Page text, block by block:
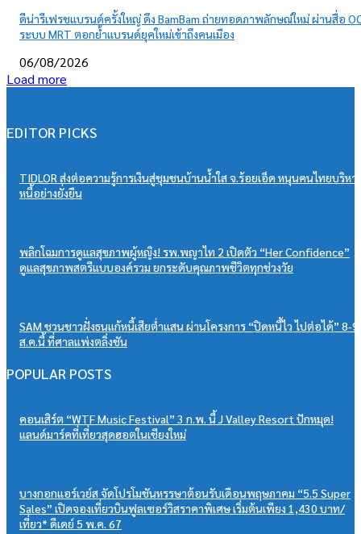
ดีน่ารีเฟรชแบรนด์ครั้งใหญ่ ดึง BamBam ถ่ายทอดภาพลักษณ์ใหม่ ผ่านสื่อ
ระบบ MRT ตอกย้ำแบรนด์ยุคใหม่เข้าถึงคนเมือง
06/08/2026
Load more
EDITOR PICKS
TIDLOR ส่งต่อความรู้การเงินสู่ชุมชนบ้านน้ำใส จ.ร้อยเอ็ด หนุนคนไทยบริหา
หนี้อย่างยั่งยืน
พลิกโฉมการดูแลสุขภาพผู้หญิง! รพ.พญาไท 2 เปิดตัว “Her Confidence”
ดูแลสุขภาพสตรีแบบองค์รวม ยกระดับคุณภาพชีวิตทุกช่วงวัย
SAM ชวนชาวฝั่งธนแก้หนี้เสียต่ำแสน ผ่านโครงการ “ปิดหนี้ไว ไปต่อได้” 8-9
ส.ค.นี้ ที่ศาลแพ่งตลิ่งชัน
POPULAR POSTS
คอนเสิร์ต “WTF Music Festival” 3 ก.พ. นี้ J Valley Resort ปักหมุด!
แลนด์มาร์คที่เที่ยวสุดฮอตในเชียงใหม่
บางกอกแอร์เวย์ส จัดโปรโมชันหรรษาต้อนรับเดือนพฤษภาคม “5.5 Super
Sales” เปิดจองเที่ยวบินฟูลเซอร์วิสราคาพิเศษ เริ่มต้นเพียง 1,430 บาท/
เที่ยว* ดีเดย์ 5 พ.ค. 67